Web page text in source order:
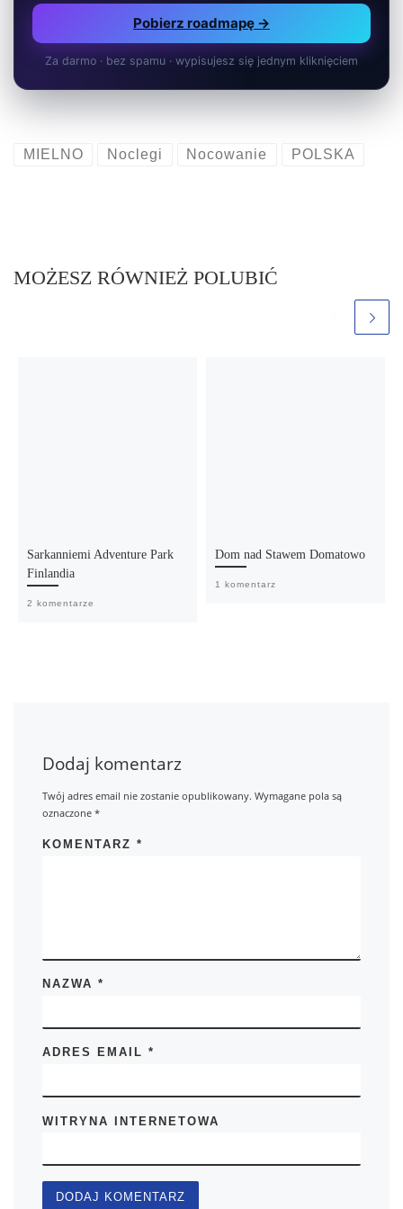
Pobierz roadmapę →
Za darmo · bez spamu · wypisujesz się jednym kliknięciem
MIELNO Noclegi Nocowanie POLSKA
MOŻESZ RÓWNIEŻ POLUBIĆ
Sarkanniemi Adventure Park
Finlandia
2 komentarze
Dom nad Stawem Domatowo
1 komentarz
Dodaj komentarz
Twój adres email nie zostanie opublikowany. Wymagane pola są
oznaczone*
KOMENTARZ*
NAZWA*
ADRES EMAIL*
WITRYNA INTERNETOWA